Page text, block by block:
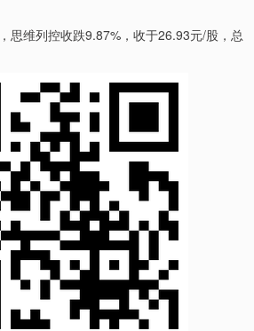
思维列控收跌9.87%，收于26.93元/股，总